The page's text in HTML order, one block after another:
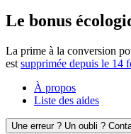
Le bonus
La prime à la conversion
est supprimée depuis le 14
À propos
Liste des aides
Une erreur ? Un oubli ?